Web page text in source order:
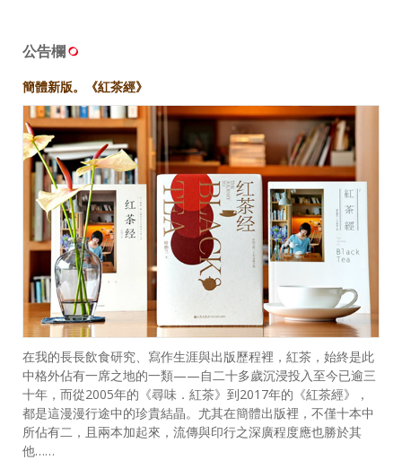
公告欄
簡體新版。《紅茶經》
在我的長長飲食研究、寫作生涯與出版歷程裡，紅茶，始終是此
中格外佔有一席之地的一類——自二十多歲沉浸投入至今已逾三
十年，而從2005年的《尋味．紅茶》到2017年的《紅茶經》，
都是這漫漫行途中的珍貴結晶。尤其在簡體出版裡，不僅十本中
所佔有二，且兩本加起來，流傳與印行之深廣程度應也勝於其
他……